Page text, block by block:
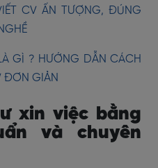
CV ẤN TƯỢNG, ĐÚNG
GÌ ? HƯỚNG DẪN CÁCH
ĐƠN GIẢN
xin việc bằng
và chuyên